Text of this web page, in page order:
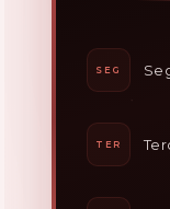
SEG
TER